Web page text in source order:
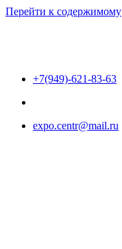
Перейти к содержимому
+7(949)-621-83-63
expo.centr@mail.ru